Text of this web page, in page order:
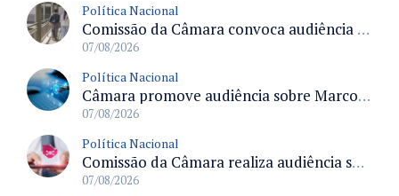
Política Nacional
Comissão da Câmara convoca audiência para discutir misoginia nas escolas e universidades após divulgação de listas misóginas
07/08/2026
Política Nacional
Câmara promove audiência sobre Marco de Fomento à Economia Digital e impactos da inteligência artificial
07/08/2026
Política Nacional
Comissão da Câmara realiza audiência sobre apostas online para medir o tamanho do mercado ilegal
07/08/2026